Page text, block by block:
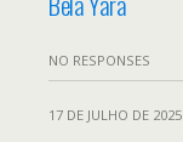
NO RESPONSES
17 DE JULHO DE 2025